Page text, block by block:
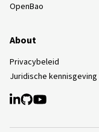
OpenBao
About
Privacybeleid
Juridische kennisgeving